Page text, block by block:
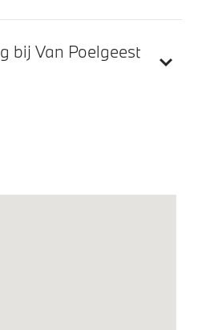
bij Van Poelgeest